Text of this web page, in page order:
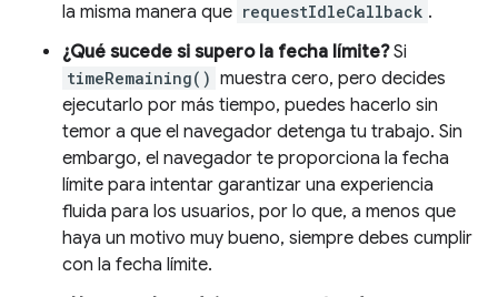
la misma manera que requestIdleCallback .
¿Qué sucede si supero la fecha límite?Si
timeRemaining() muestra cero, pero decides
ejecutarlo por más tiempo, puedes hacerlo sin
temor a que el navegador detenga tu trabajo. Sin
embargo, el navegador te proporciona la fecha
límite para intentar garantizar una experiencia
fluida para los usuarios, por lo que, a menos que
haya un motivo muy bueno, siempre debes cumplir
con la fecha límite.